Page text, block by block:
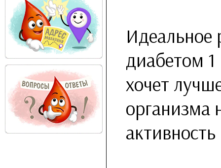
диабетом 1
хочет
организма